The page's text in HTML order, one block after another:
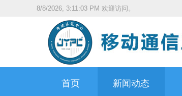
8/8/2026, 3:11:04 PM 欢迎访问。
首页 新闻动态